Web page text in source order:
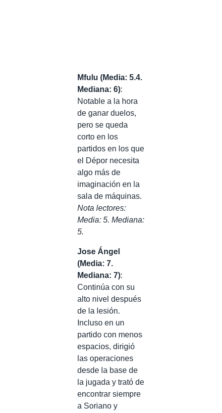
Mfulu (Media: 5.4.
Mediana: 6):
Notable a la hora
de ganar duelos,
pero se queda
corto en los
partidos en los que
el Dépor necesita
algo más de
imaginación en la
sala de máquinas.
Nota lectores:
Media: 5. Mediana:
5.
Jose Ángel
(Media: 7.
Mediana: 7):
Continúa con su
alto nivel después
de la lesión.
Incluso en un
partido con menos
espacios, dirigió
las operaciones
desde la base de
la jugada y trató de
encontrar siempre
a Soriano y